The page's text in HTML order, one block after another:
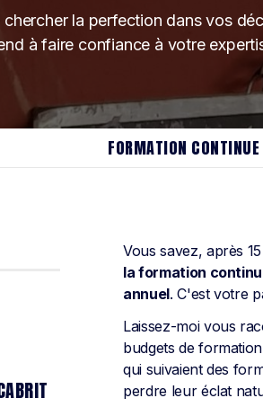
la perfection dans vos
à faire confiance à votre
FORMATION
Vous savez, après
la formation
annuel. C'est votre
Laissez-moi vous
budgets de
qui suivaient des
perdre leur éclat